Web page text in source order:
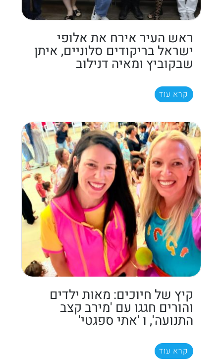
ראש העיר אירח את אלופי
ישראל בריקודים סלוניים, איתן
שבקוביץ ומאיה דנילוב
קרא עוד
קיץ של חיוכים: מאות ילדים
והורים חגגו עם 'מירב קצב
התנועה', ו 'אתי ספגטי'
קרא עוד